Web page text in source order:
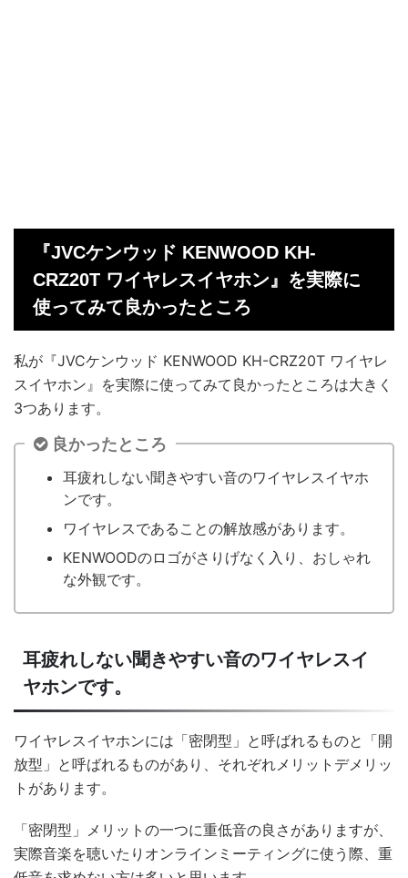
『JVCケンウッド KENWOOD KH-
CRZ20T ワイヤレスイヤホン』を実際に
使ってみて良かったところ
私が『JVCケンウッド KENWOOD KH-CRZ20T ワイヤレ
スイヤホン』を実際に使ってみて良かったところは大きく
3つあります。
良かったところ
耳疲れしない聞きやすい音のワイヤレスイヤホ
ンです。
ワイヤレスであることの解放感があります。
KENWOODのロゴがさりげなく入り、おしゃれ
な外観です。
耳疲れしない聞きやすい音のワイヤレスイ
ヤホンです。
ワイヤレスイヤホンには「密閉型」と呼ばれるものと「開
放型」と呼ばれるものがあり、それぞれメリットデメリッ
トがあります。
「密閉型」メリットの一つに重低音の良さがありますが、
実際音楽を聴いたりオンラインミーティングに使う際、重